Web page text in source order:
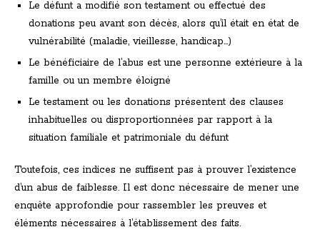
Le défunt a modifié son testament ou effectué des
donations peu avant son décès, alors qu’il était en état de
vulnérabilité (maladie, vieillesse, handicap…)
Le bénéficiaire de l’abus est une personne extérieure à la
famille ou un membre éloigné
Le testament ou les donations présentent des clauses
inhabituelles ou disproportionnées par rapport à la
situation familiale et patrimoniale du défunt
Toutefois, ces indices ne suffisent pas à prouver l’existence
d’un abus de faiblesse. Il est donc nécessaire de mener une
enquête approfondie pour rassembler les preuves et
éléments nécessaires à l’établissement des faits.